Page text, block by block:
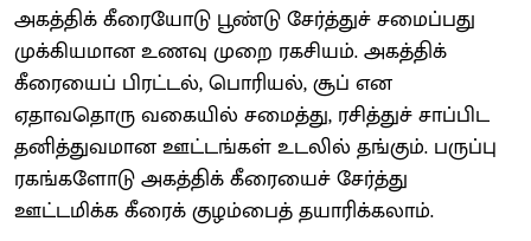
அகத்திக் கீரையோடு பூண்டு சேர்த்துச் சமைப்பது
முக்கியமான உணவு முறை ரகசியம். அகத்திக்
கீரையைப் பிரட்டல், பொரியல், சூப் என
ஏதாவதொரு வகையில் சமைத்து, ரசித்துச் சாப்பிட
தனித்துவமான ஊட்டங்கள் உடலில் தங்கும். பருப்பு
ரகங்களோடு அகத்திக் கீரையைச் சேர்த்து
ஊட்டமிக்க கீரைக் குழம்பைத் தயாரிக்கலாம்.